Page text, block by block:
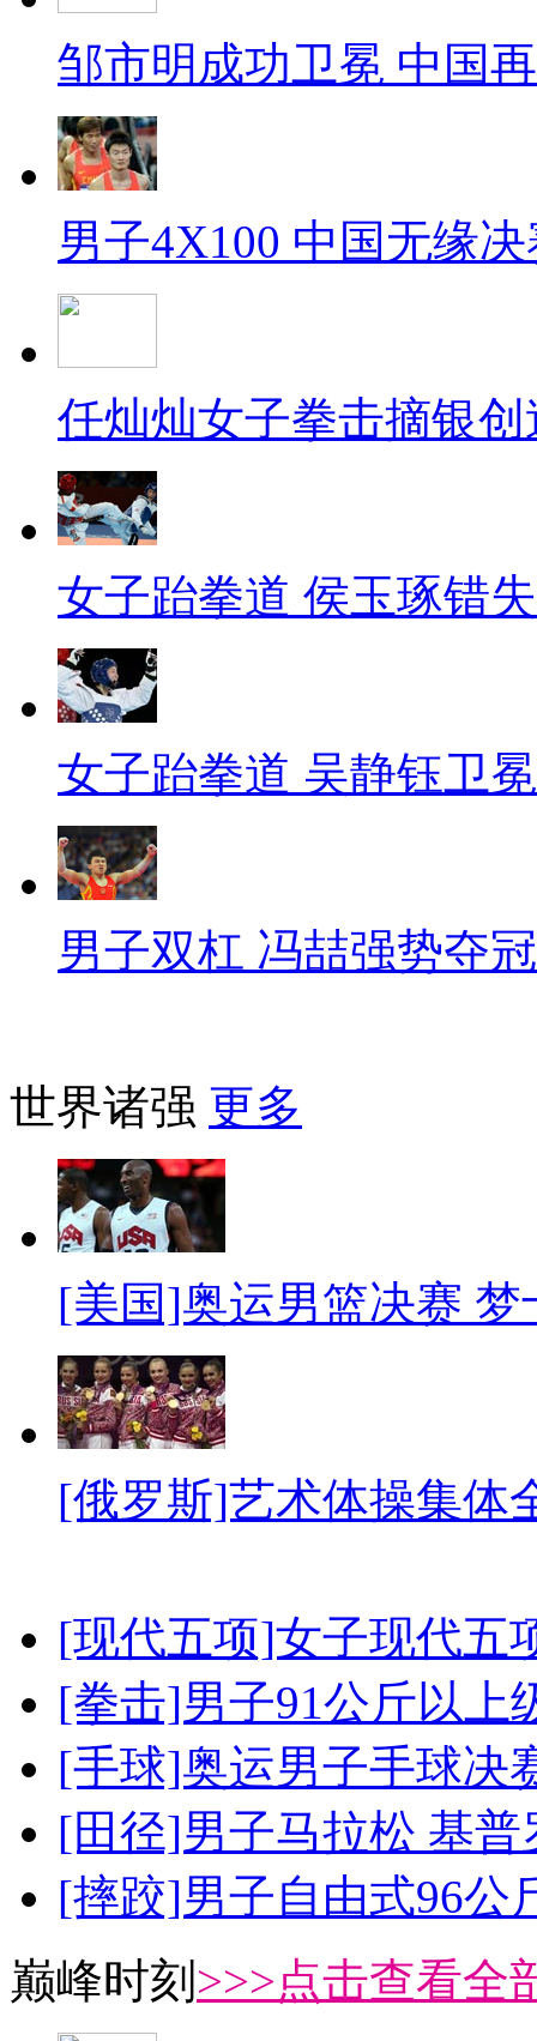
邹市明成功卫冕 中国
男子4X100 中国无缘
任灿灿女子拳击摘银
女子跆拳道 侯玉琢错
女子跆拳道 吴静钰卫冕
男子双杠 冯喆强势夺冠
世界诸强 更多
[美国]奥运男篮决赛
[俄罗斯]艺术体操集体
[现代五项]女子现代五
[拳击]男子91公斤以上
[手球]奥运男子手球决
[田径]男子马拉松 基
[摔跤]男子自由式96公
巅峰时刻 >>>点击查看全